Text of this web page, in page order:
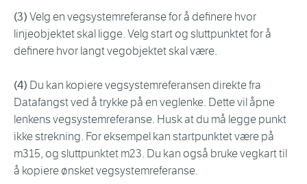
(3)Velg en vegsystemreferanse for å definere hvor
linjeobjektet skal ligge. Velg start og sluttpunktet for å
definere hvor langt vegobjektet skal være.
(4) Du kan kopiere vegsystemreferansen direkte fra
Datafangst ved å trykke på en veglenke. Dette vil åpne
lenkens vegsystemreferanse. Husk at du må legge punkt
ikke strekning. For eksempel kan startpunktet være på
m315, og sluttpunktet m23. Du kan også bruke vegkart til
å kopiere ønsket vegsystemreferanse.